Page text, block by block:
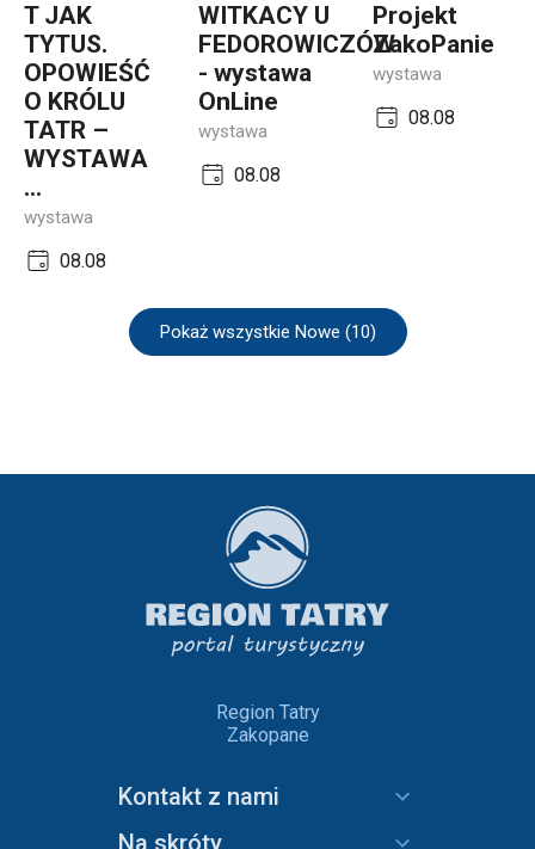
T JAK
TYTUS.
OPOWIEŚĆ
O KRÓLU
TATR –
WYSTAWA
...
wystawa
08.08
WITKACY U
FEDOROWICZÓW
- wystawa
OnLine
wystawa
08.08
Projekt
ZakoPanie
wystawa
08.08
Pokaż wszystkie Nowe (10)
Region Tatry
Zakopane
Kontakt z nami
Na skróty